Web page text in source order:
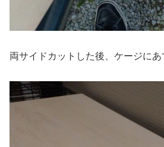
両サイドカットした後、ケージにあ